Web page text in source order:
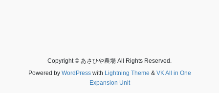
Copyright © あさひや農場 All Rights Reserved.
Powered by WordPresswith Lightning Theme & VK All in One
Expansion Unit